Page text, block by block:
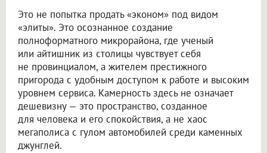
Это не попытка продать «эконом» под видом
«элиты». Это осознанное создание
полноформатного микрорайона, где ученый
или айтишник из столицы чувствует себя
не провинциалом, а жителем престижного
пригорода с удобным доступом к работе и высоким
уровнем сервиса. Камерность здесь не означает
дешевизну — это пространство, созданное
для человека и его спокойствия, а не хаос
мегаполиса с гулом автомобилей среди каменных
джунглей.